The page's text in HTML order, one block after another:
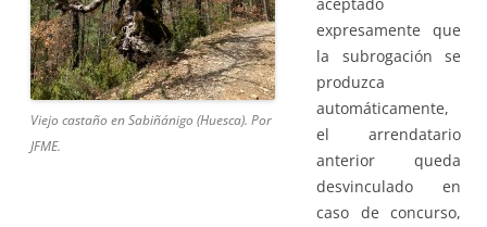
Viejo castaño en Sabiñánigo (Huesca). Por
JFME.
aceptado
expresamente que
la subrogación se
produzca
automáticamente,
el arrendatario
anterior queda
desvinculado en
caso de concurso,